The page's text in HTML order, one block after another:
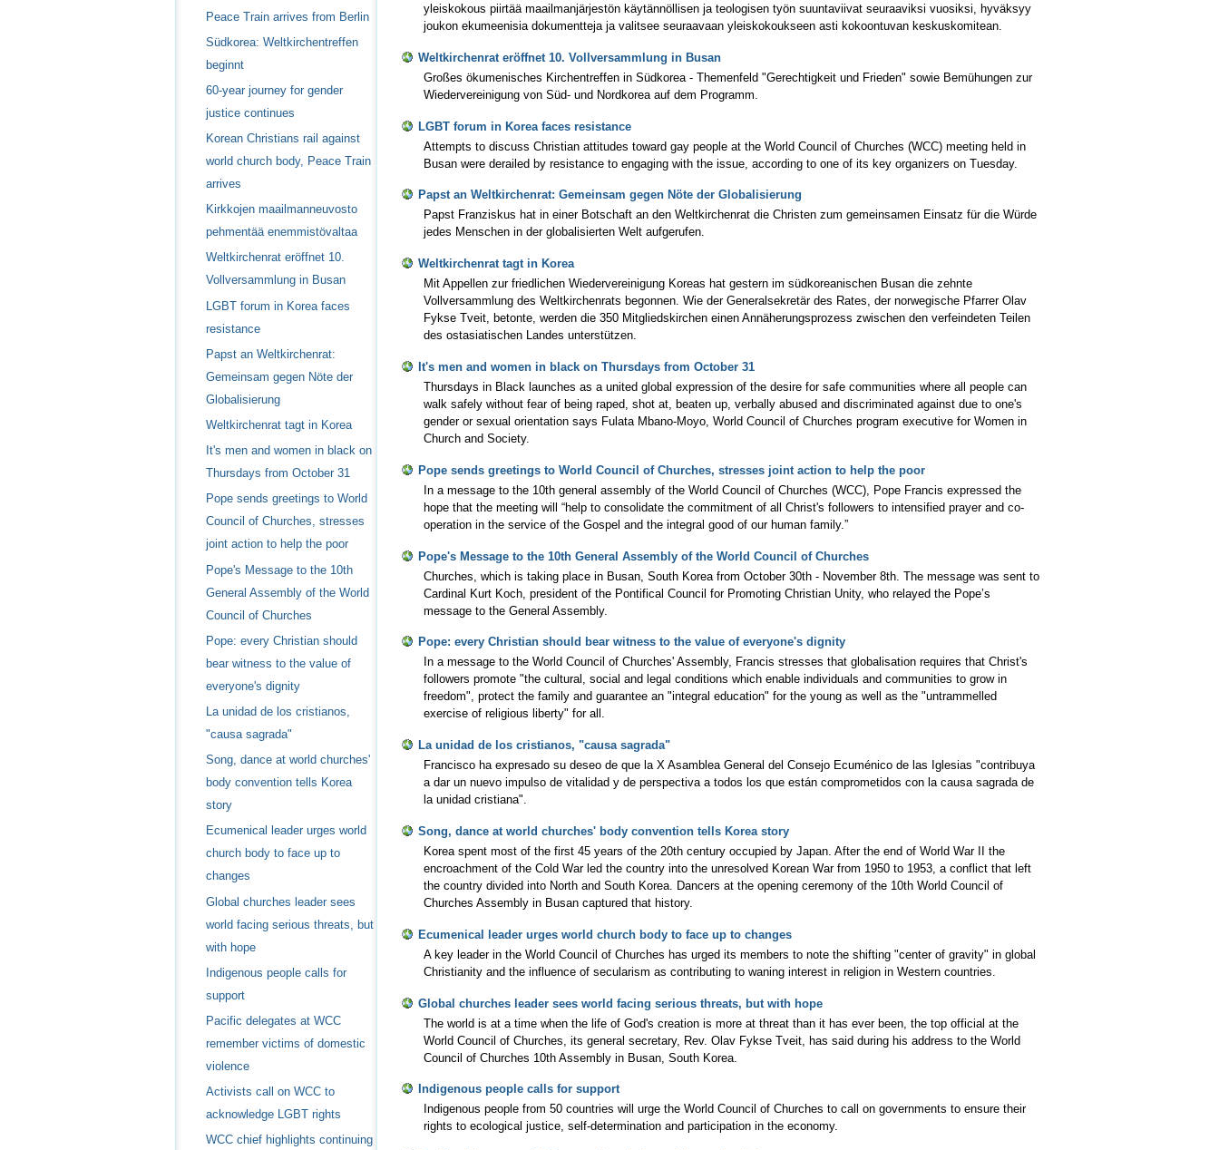
yleiskokous piirtää maailmanjärjestön käytännöllisen ja teologisen työn suuntaviivat seuraaviksi vuosiksi, hyväksyy
joukon ekumeenisia dokumentteja ja valitsee seuraavaan yleiskokoukseen asti kokoontuvan keskuskomitean.
Weltkirchenrat eröffnet 10. Vollversammlung in Busan
Großes ökumenisches Kirchentreffen in Südkorea - Themenfeld "Gerechtigkeit und Frieden" sowie Bemühungen zur
Wiedervereinigung von Süd- und Nordkorea auf dem Programm.
LGBT forum in Korea faces resistance
Attempts to discuss Christian attitudes toward gay people at the World Council of Churches (WCC) meeting held in
Busan were derailed by resistance to engaging with the issue, according to one of its key organizers on Tuesday.
Papst an Weltkirchenrat: Gemeinsam gegen Nöte der Globalisierung
Papst Franziskus hat in einer Botschaft an den Weltkirchenrat die Christen zum gemeinsamen Einsatz für die Würde
jedes Menschen in der globalisierten Welt aufgerufen.
Weltkirchenrat tagt in Korea
Mit Appellen zur friedlichen Wiedervereinigung Koreas hat gestern im südkoreanischen Busan die zehnte
Vollversammlung des Weltkirchenrats begonnen. Wie der Generalsekretär des Rates, der norwegische Pfarrer Olav
Fykse Tveit, betonte, werden die 350 Mitgliedskirchen einen Annäherungsprozess zwischen den verfeindeten Teilen
des ostasiatischen Landes unterstützen.
It's men and women in black on Thursdays from October 31
Thursdays in Black launches as a united global expression of the desire for safe communities where all people can
walk safely without fear of being raped, shot at, beaten up, verbally abused and discriminated against due to one's
gender or sexual orientation says Fulata Mbano-Moyo, World Council of Churches program executive for Women in
Church and Society.
Pope sends greetings to World Council of Churches, stresses joint action to help the poor
In a message to the 10th general assembly of the World Council of Churches (WCC), Pope Francis expressed the
hope that the meeting will “help to consolidate the commitment of all Christ's followers to intensified prayer and co-
operation in the service of the Gospel and the integral good of our human family.”
Pope's Message to the 10th General Assembly of the World Council of Churches
Churches, which is taking place in Busan, South Korea from October 30th - November 8th. The message was sent to
Cardinal Kurt Koch, president of the Pontifical Council for Promoting Christian Unity, who relayed the Pope’s
message to the General Assembly.
Pope: every Christian should bear witness to the value of everyone's dignity
In a message to the World Council of Churches' Assembly, Francis stresses that globalisation requires that Christ's
followers promote "the cultural, social and legal conditions which enable individuals and communities to grow in
freedom", protect the family and guarantee an "integral education" for the young as well as the "untrammelled
exercise of religious liberty" for all.
La unidad de los cristianos, "causa sagrada"
Francisco ha expresado su deseo de que la X Asamblea General del Consejo Ecuménico de las Iglesias "contribuya
a dar un nuevo impulso de vitalidad y de perspectiva a todos los que están comprometidos con la causa sagrada de
la unidad cristiana".
Song, dance at world churches' body convention tells Korea story
Korea spent most of the first 45 years of the 20th century occupied by Japan. After the end of World War II the
encroachment of the Cold War led the country into the unresolved Korean War from 1950 to 1953, a conflict that left
the country divided into North and South Korea. Dancers at the opening ceremony of the 10th World Council of
Churches Assembly in Busan captured that history.
Ecumenical leader urges world church body to face up to changes
A key leader in the World Council of Churches has urged its members to note the shifting "center of gravity" in global
Christianity and the influence of secularism as contributing to waning interest in religion in Western countries.
Global churches leader sees world facing serious threats, but with hope
The world is at a time when the life of God's creation is more at threat than it has ever been, the top official at the
World Council of Churches, its general secretary, Rev. Olav Fykse Tveit, has said during his address to the World
Council of Churches 10th Assembly in Busan, South Korea.
Indigenous people calls for support
Indigenous people from 50 countries will urge the World Council of Churches to call on governments to ensure their
rights to ecological justice, self-determination and participation in the economy.
Peace Train arrives from Berlin
Südkorea: Weltkirchentreffen
beginnt
60-year journey for gender
justice continues
Korean Christians rail against
world church body, Peace Train
arrives
Kirkkojen maailmanneuvosto
pehmentää enemmistövaltaa
Weltkirchenrat eröffnet 10.
Vollversammlung in Busan
LGBT forum in Korea faces
resistance
Papst an Weltkirchenrat:
Gemeinsam gegen Nöte der
Globalisierung
Weltkirchenrat tagt in Korea
It's men and women in black on
Thursdays from October 31
Pope sends greetings to World
Council of Churches, stresses
joint action to help the poor
Pope's Message to the 10th
General Assembly of the World
Council of Churches
Pope: every Christian should
bear witness to the value of
everyone's dignity
La unidad de los cristianos,
"causa sagrada"
Song, dance at world churches'
body convention tells Korea
story
Ecumenical leader urges world
church body to face up to
changes
Global churches leader sees
world facing serious threats, but
with hope
Indigenous people calls for
support
Pacific delegates at WCC
remember victims of domestic
violence
Activists call on WCC to
acknowledge LGBT rights
WCC chief highlights continuing